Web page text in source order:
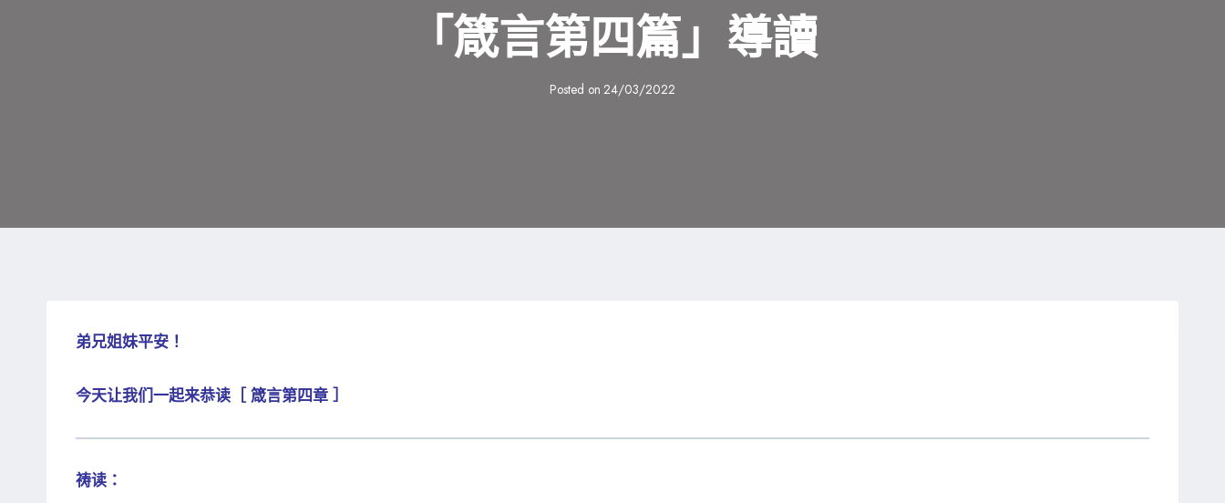
「箴言第四篇」導讀
Posted on 24/03/2022
弟兄姐妹平安！
今天让我们一起来恭读［ 箴言第四章 ］
祷读：